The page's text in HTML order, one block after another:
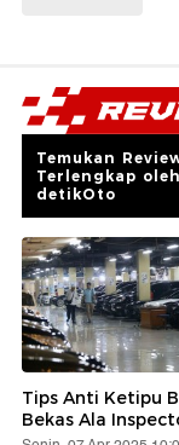
Temukan
Terlengkap
detikOto
Tips Anti Ketipu
Bekas Ala